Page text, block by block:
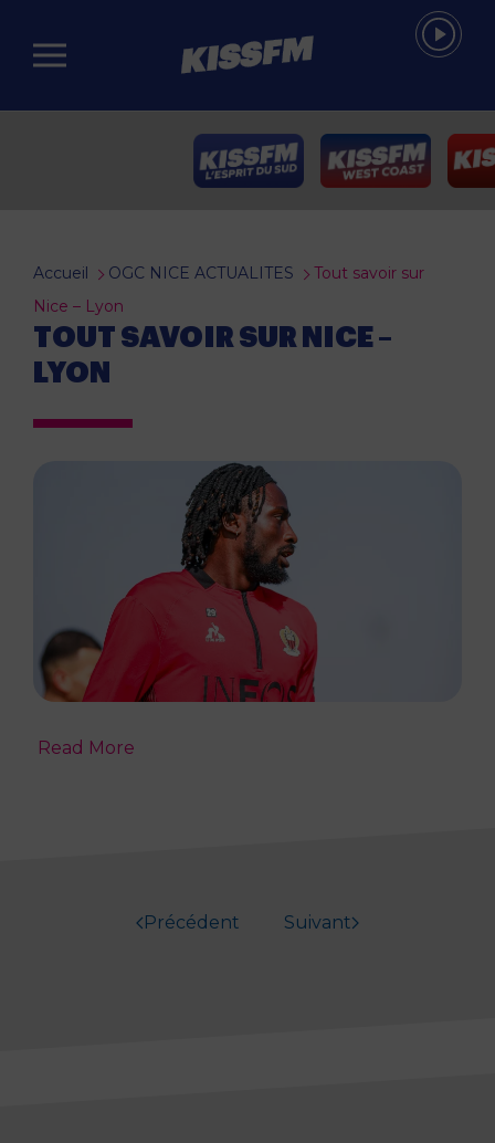
Passer au contenu principal
Accueil OGC NICE ACTUALITES
Tout savoir sur
Nice – Lyon
TOUT SAVOIR SUR NICE –
LYON
Read More
Précédent Suivant